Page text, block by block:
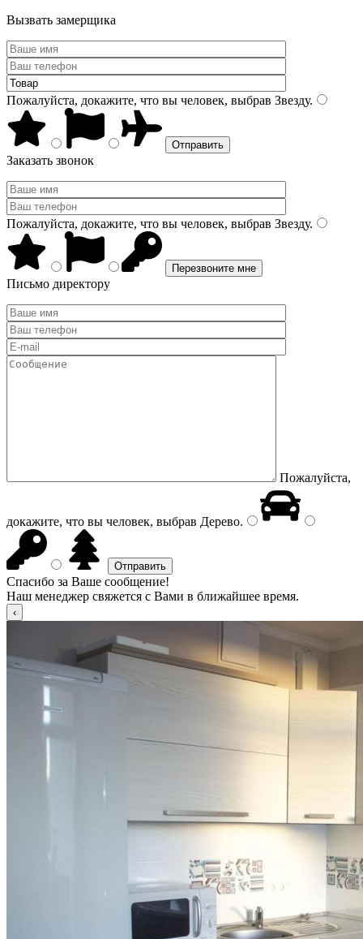
Вызвать замерщика
Пожалуйста, докажите, что вы человек, выбрав Звезду.
Заказать звонок
Пожалуйста, докажите, что вы человек, выбрав Звезду.
Письмо директору
Пожалуйста,
докажите, что вы человек, выбрав Дерево.
Спасибо за Ваше сообщение!
Наш менеджер свяжется с Вами в ближайшее время.